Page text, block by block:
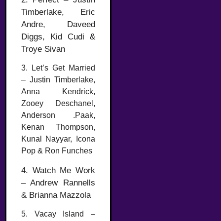
Timberlake, Eric
Andre, Daveed
Diggs, Kid Cudi &
Troye Sivan
3. Let’s Get Married
– Justin Timberlake,
Anna Kendrick,
Zooey Deschanel,
Anderson .Paak,
Kenan Thompson,
Kunal Nayyar, Icona
Pop & Ron Funches
4. Watch Me Work
– Andrew Rannells
& Brianna Mazzola
5. Vacay Island –